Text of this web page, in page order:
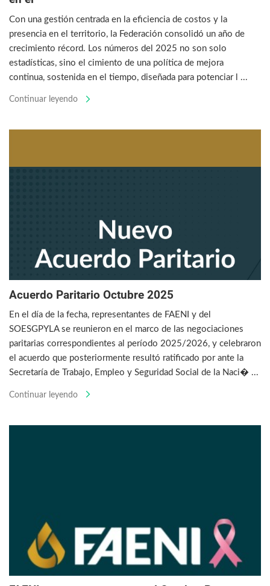
Con una gestión centrada en la eficiencia de costos y la
presencia en el territorio, la Federación consolidó un año de
crecimiento récord. Los números del 2025 no son solo
estadísticas, sino el cimiento de una política de mejora
continua, sostenida en el tiempo, diseñada para potenciar l ...
Continuar leyendo
Acuerdo Paritario Octubre 2025
En el día de la fecha, representantes de FAENI y del
SOESGPYLA se reunieron en el marco de las negociaciones
paritarias correspondientes al período 2025/2026, y celebraron
el acuerdo que posteriormente resultó ratificado por ante la
Secretaría de Trabajo, Empleo y Seguridad Social de la Naci� ...
Continuar leyendo